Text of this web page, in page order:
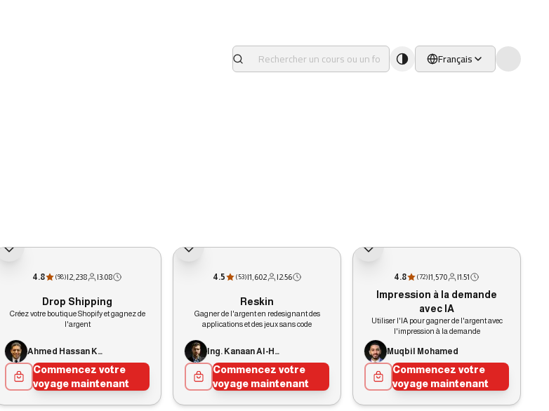
Français
4.8 (98)|2,238 |3:08
Drop Shipping
Créez votre boutique Shopify et gagnez de
l'argent
Ahmed Hassan Khamis
Commencez votre
voyage maintenant
4.5 (53)|1,602 |2:56
Reskin
Gagner de l'argent en redesignant des
applications et des jeux sans code
Ing. Kanaan Al-Hallaj
Commencez votre
voyage maintenant
4.8 (72)|1,570 |1:51
Impression à la demande
avec IA
Utiliser l'IA pour gagner de l'argent avec
l'impression à la demande
Muqbil Mohamed
Commencez votre
voyage maintenant